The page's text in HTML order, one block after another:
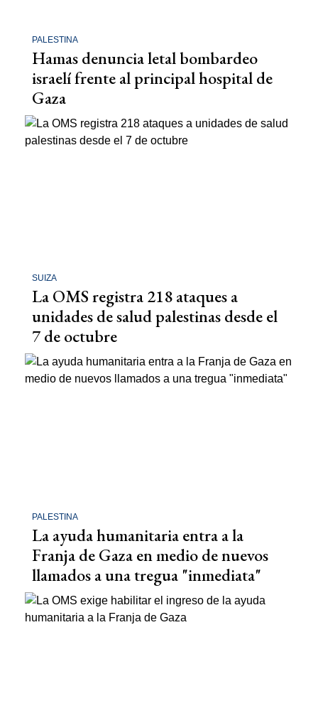
PALESTINA
Hamas denuncia letal bombardeo
israelí frente al principal hospital de
Gaza
SUIZA
La OMS registra 218 ataques a
unidades de salud palestinas desde el
7 de octubre
PALESTINA
La ayuda humanitaria entra a la
Franja de Gaza en medio de nuevos
llamados a una tregua "inmediata"